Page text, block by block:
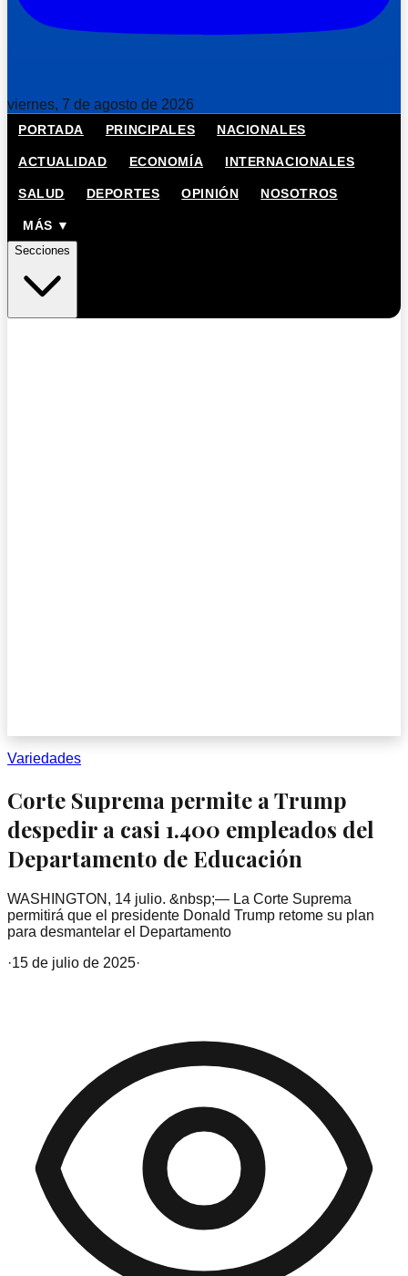
viernes, 7 de agosto de 2026
PORTADA PRINCIPALES NACIONALES
ACTUALIDAD ECONOMÍA INTERNACIONALES
SALUD DEPORTES OPINIÓN NOSOTROS
MÁS ▼
Secciones
Variedades
Corte Suprema permite a Trump
despedir a casi 1.400 empleados del
Departamento de Educación
WASHINGTON, 14 julio. &nbsp;— La Corte Suprema
permitirá que el presidente Donald Trump retome su plan
para desmantelar el Departamento
·15 de julio de 2025·